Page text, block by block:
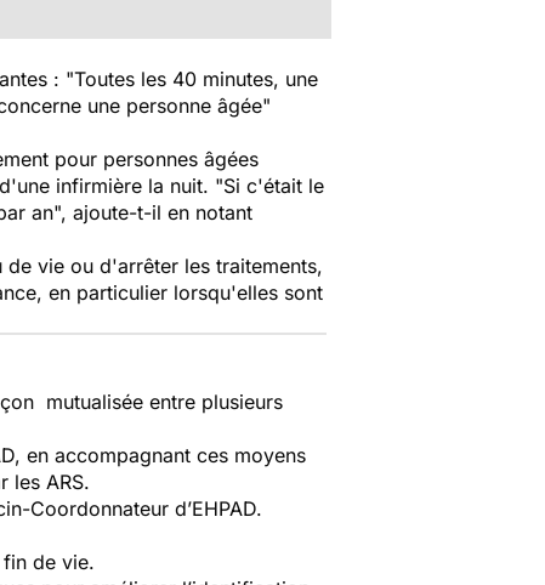
: "Toutes les 40 minutes, une
une personne âgée"
pour personnes âgées
infirmière la nuit. "Si c'était le
an", ajoute-t-il en notant
vie ou d'arrêter les traitements,
en particulier lorsqu'elles sont
mutualisée entre plusieurs
en accompagnant ces moyens
les ARS.
Coordonnateur d’EHPAD.
de vie.